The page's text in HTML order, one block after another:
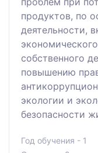
продуктов, по
деятельности,
собственного
повышению
экологии и
безопасности
Год обучения - 1